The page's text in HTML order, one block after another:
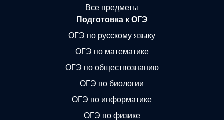
Все предметы
Подготовка к ОГЭ
ОГЭ по русскому языку
ОГЭ по математике
ОГЭ по обществознанию
ОГЭ по биологии
ОГЭ по информатике
ОГЭ по физике